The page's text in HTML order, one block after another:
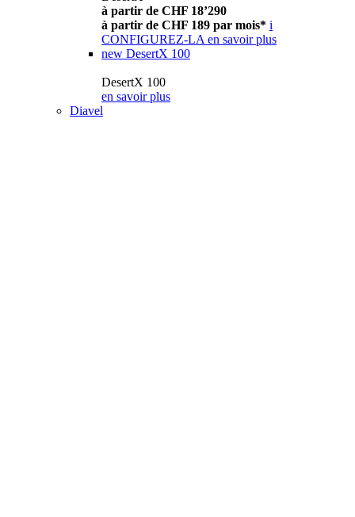
à partir de CHF 18’290
à partir de CHF 189 par mois* i
CONFIGUREZ-LA en savoir plus
new DesertX 100
DesertX 100
en savoir plus
Diavel